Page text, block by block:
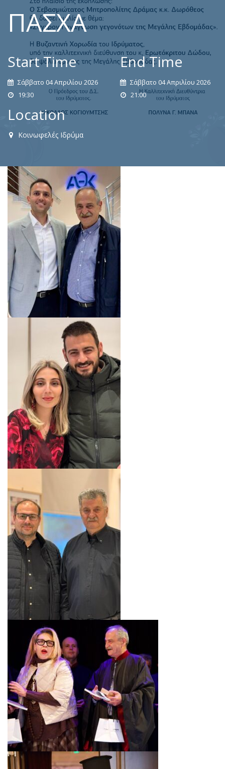
ΠΆΣΧΑ
Start Time
Σάββατο 04 Απριλίου 2026
19:30
End Time
Σάββατο 04 Απριλίου 2026
21:00
Location
Κοινωφελές Ιδρύμα